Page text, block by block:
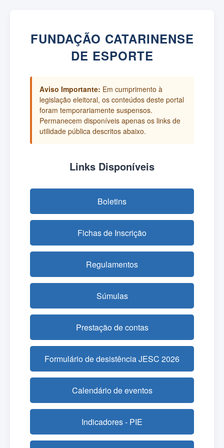
FUNDAÇÃO CATARINENSE
DE ESPORTE
Aviso Importante: Em cumprimento à
legislação eleitoral, os conteúdos deste portal
foram temporariamente suspensos.
Permanecem disponíveis apenas os links de
utilidade pública descritos abaixo.
Links Disponíveis
Boletins
Fichas de Inscrição
Regulamentos
Súmulas
Prestação de contas
Formulário de desistência JESC 2026
Calendário de eventos
Indicadores - PIE